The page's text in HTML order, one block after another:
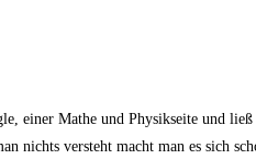
einer Mathe und Physikseite und ließ
nichts versteht macht man es sich